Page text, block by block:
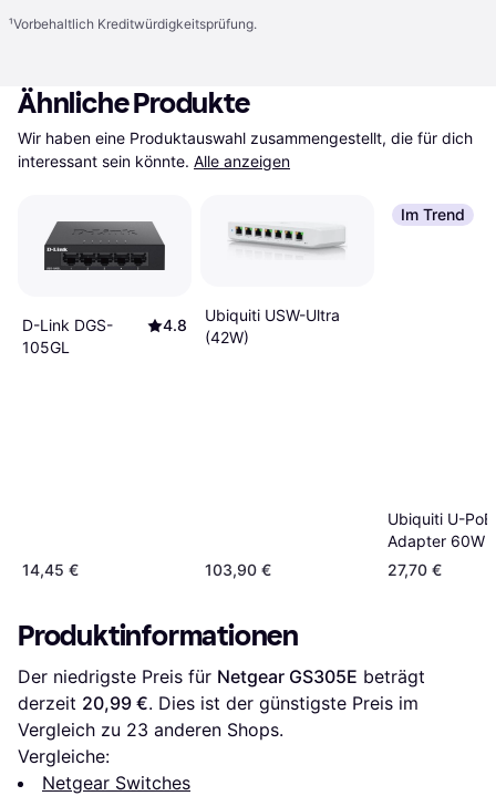
¹Vorbehaltlich Kreditwürdigkeitsprüfung.
Ähnliche Produkte
Wir haben eine Produktauswahl zusammengestellt, die für dich
interessant sein könnte. Alle anzeigen
D-Link DGS-
105GL
4.8
14,45 €
Ubiquiti USW-Ultra
(42W)
103,90 €
Im Trend
Ubiquiti U-
Adapter 60W
1.25A Gigabit
27,70 €
Produktinformationen
Der niedrigste Preis für Netgear GS305E beträgt
derzeit 20,99 €. Dies ist der günstigste Preis im
Vergleich zu 23 anderen Shops.
Vergleiche:
Netgear Switches